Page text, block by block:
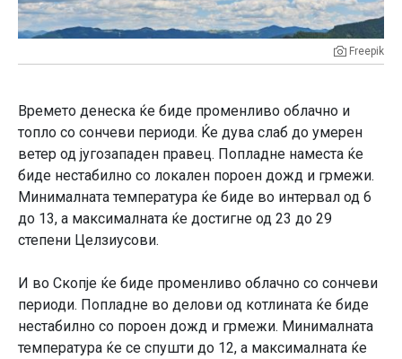
Freepik
Времето денеска ќе биде променливо облачно и
топло со сончеви периоди. Ќе дува слаб до умерен
ветер од југозападен правец. Попладне наместа ќе
биде нестабилно со локален пороен дожд и грмежи.
Минималната температура ќе биде во интервал од 6
до 13, а максималната ќе достигне од 23 до 29
степени Целзиусови.
И во Скопје ќе биде променливо облачно со сончеви
периоди. Попладне во делови од котлината ќе биде
нестабилно со пороен дожд и грмежи. Минималната
температура ќе се спушти до 12, а максималната ќе